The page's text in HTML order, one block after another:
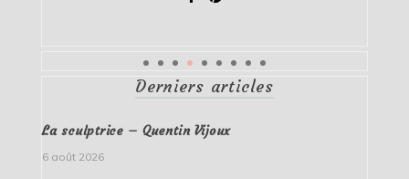
Derniers articles
La sculptrice – Quentin Vijoux
6 août 2026